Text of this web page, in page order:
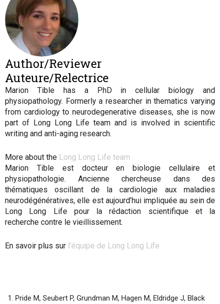
Author/Reviewer
Auteure/Relectrice
Marion Tible has a PhD in cellular biology and
physiopathology. Formerly a researcher in thematics varying
from cardiology to neurodegenerative diseases, she is now
part of Long Long Life team and is involved in scientific
writing and anti-aging research.
More about the Long Long Life team
Marion Tible est docteur en biologie cellulaire et
physiopathologie. Ancienne chercheuse dans des
thématiques oscillant de la cardiologie aux maladies
neurodégénératives, elle est aujourd’hui impliquée au sein de
Long Long Life pour la rédaction scientifique et la
recherche contre le vieillissement.
En savoir plus sur l’équipe de Long Long Life
Pride M, Seubert P, Grundman M, Hagen M, Eldridge J, Black